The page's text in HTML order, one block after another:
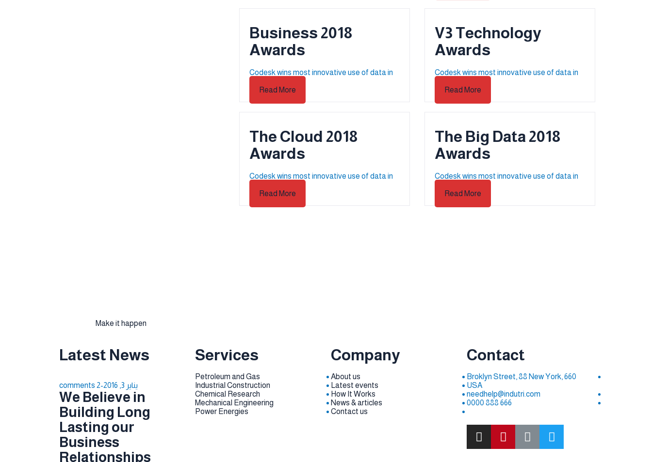
V3 Technology
Awards
Codesk wins most innovative use of data in
Read More
2018 Business
Awards
Codesk wins most innovative use of data in
Read More
2018 The Big Data
Awards
Codesk wins most innovative use of data in
Read More
2018 The Cloud
Awards
Codesk wins most innovative use of data in
Read More
Make it happen
Contact
660 Broklyn Street, 88 New York,
USA
needhelp@indutri.com
666 888 0000
Company
About us
Latest events
How It Works
News & articles
Contact us
Services
Petroleum and Gas
Industrial Construction
Chemical Research
Mechanical Engineering
Power Energies
Latest News
يناير 3, 2016 -
2 comments
We Believe in
Building Long
Lasting our
Business
Relationships